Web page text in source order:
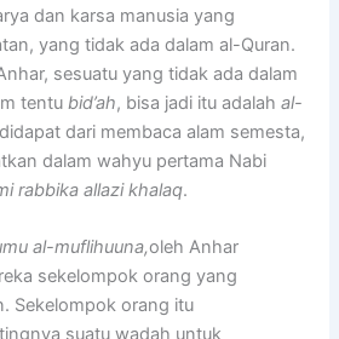
dan karsa manusia yang
yang tidak ada dalam al-Quran.
sesuatu yang tidak ada dalam
tentu bid’ah, bisa jadi itu adalahal-
dari membaca alam semesta,
dalam wahyu pertama Nabi
rabbika allazi khalaq.
al-muflihuuna,oleh Anhar
sekelompok orang yang
Sekelompok orang itu
suatu wadah untuk